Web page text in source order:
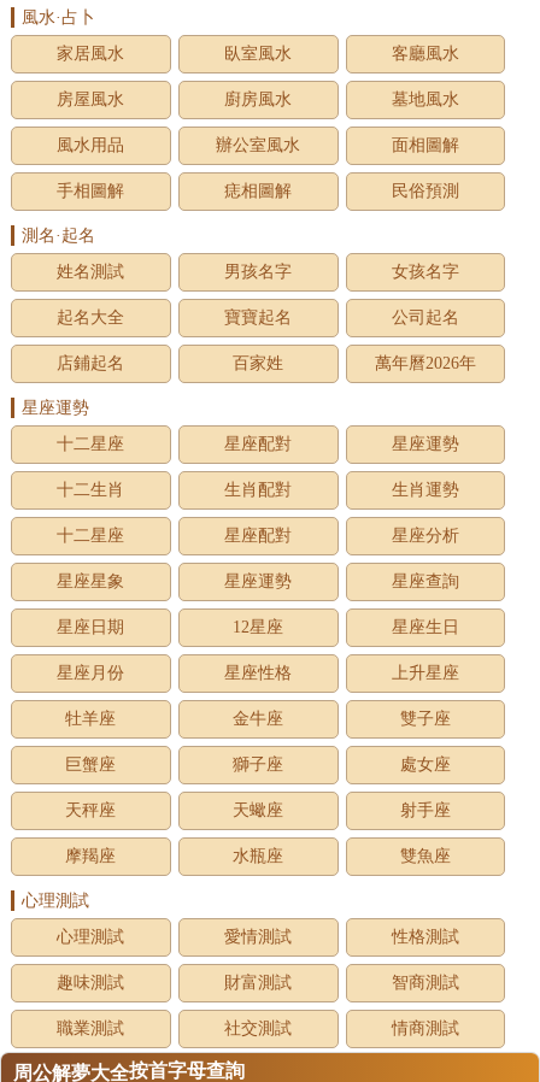
風水·占卜
家居風水
臥室風水 客廳風水
房屋風水 廚房風水 墓地風水
風水用品 辦公室風水 面相圖解
手相圖解 痣相圖解 民俗預測
測名·起名
姓名測試
男孩名字 女孩名字
起名大全 寶寶起名 公司起名
店鋪起名 百家姓 萬年曆2026年
星座運勢
十二星座
星座配對 星座運勢
十二生肖 生肖配對 生肖運勢
十二星座 星座配對 星座分析
星座星象 星座運勢 星座查詢
星座日期 12星座 星座生日
星座月份 星座性格 上升星座
牡羊座 金牛座 雙子座
巨蟹座 獅子座 處女座
天秤座 天蠍座 射手座
摩羯座 水瓶座 雙魚座
心理測試
心理測試
愛情測試 性格測試
趣味測試 財富測試 智商測試
職業測試 社交測試 情商測試
周公解夢大全按首字母查詢